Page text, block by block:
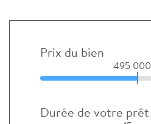
Prix du bien
495
Durée de votre prêt